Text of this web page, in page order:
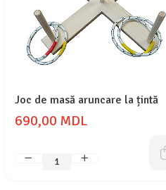
Joc de masă aruncare la țintă
690,00 MDL